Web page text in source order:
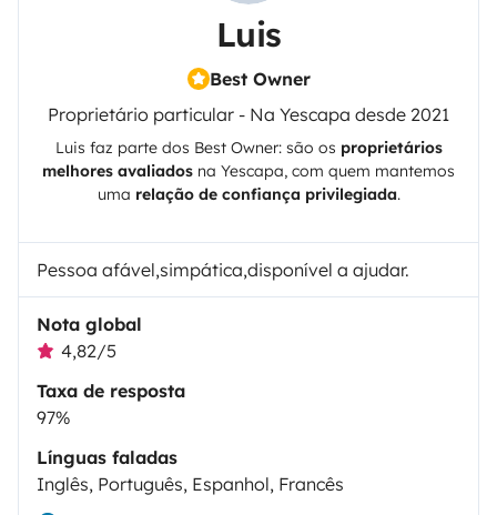
Luis
Best Owner
Proprietário particular - Na Yescapa desde 2021
Luis faz parte dos Best Owner: são os proprietários
melhores avaliados na Yescapa, com quem mantemos
uma relação de confiança privilegiada.
Pessoa afável,simpática,disponível a ajudar.
Nota global
4,82/5
Taxa de resposta
97%
Línguas faladas
Inglês, Português, Espanhol, Francês